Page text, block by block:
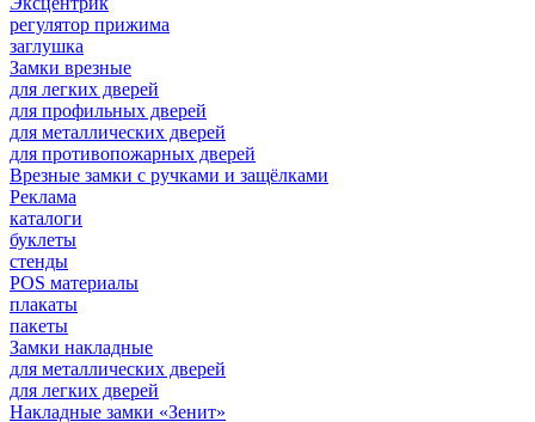
регулятор прижима
заглушка
Замки врезные
для легких дверей
для профильных дверей
для металлических дверей
для противопожарных дверей
Врезные замки с ручками и защёлками
Реклама
каталоги
буклеты
стенды
POS материалы
плакаты
пакеты
Замки накладные
для металлических дверей
для легких дверей
Накладные замки «Зенит»